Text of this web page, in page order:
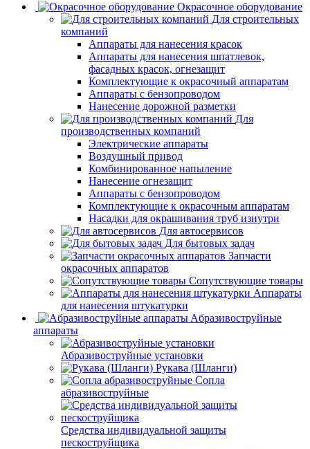
Окрасочное оборудование
Для строительных
компаний
Аппараты для нанесения красок
Аппараты для нанесения шпатлевок,
фасадных красок, огнезащит
Комплектующие к окрасочный аппаратам
Аппараты с бензопроводом
Нанесение дорожной разметки
Для
производственных компаний
Электрические аппараты
Воздушный привод
Комбинированное напыление
Нанесение огнезащит
Аппараты с бензопроводом
Комплектующие к окрасочным аппаратам
Насадки для окрашивания труб изнутри
Для автосервисов
Для бытовых задач
Запчасти
окрасочных аппаратов
Сопутствующие товары
Аппараты
для нанесения штукатурки
Aбразивоструйные
аппараты
Абразивоструйные установки
Рукава (Шланги)
Сопла
абразивоструйные
Средства индивидуальной защиты
пескоструйщика